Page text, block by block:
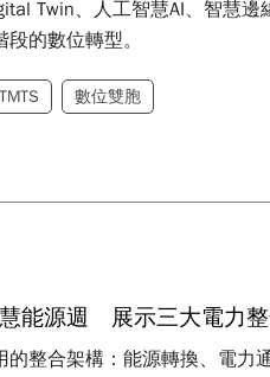
Twin、人工智慧AI、智慧
的數位轉型。
TMTS 數位雙胞
能源週 展示三大電力
整合架構：能源轉換、電